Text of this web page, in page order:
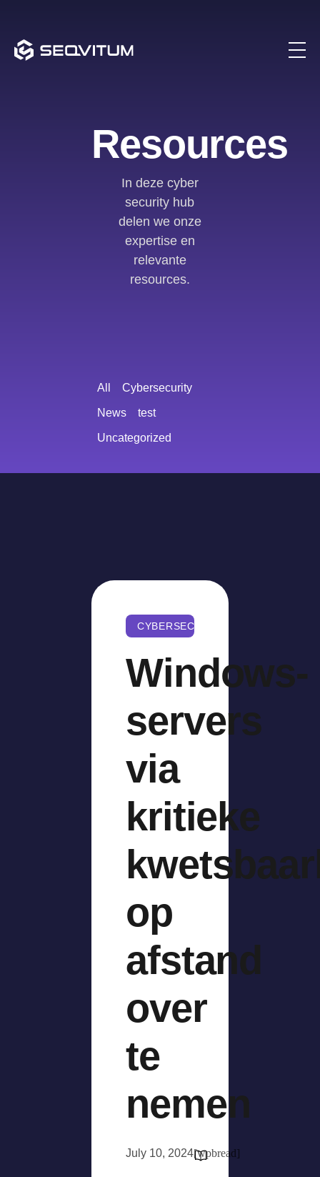
Resources
In deze cyber
security hub
delen we onze
expertise en
relevante
resources.
Cybersecurity
News test
Uncategorized
All
CYBERSECURITY
Windows-
servers
via
kritieke
op
afstand
over
te
nemen
July 10, 2024[wpbread]